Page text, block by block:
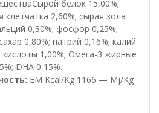
белок 15,00%;
2,60%; сырая зола
0,30%; фосфор 0,25%;
0,80%; натрий 0,16%; калий
1,00%; Омега-3 жирные
DHA 0,15%.
EM Kcal/Kg 1166 — Mj/Kg